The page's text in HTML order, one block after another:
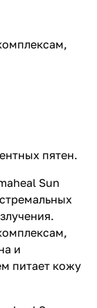
пятен.
Sun
и
питает кожу